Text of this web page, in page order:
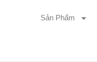
Sản Phẩm